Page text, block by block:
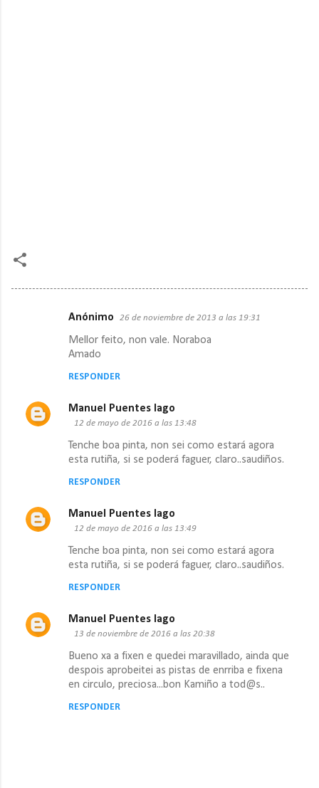
n
t
s
Anónimo 26 de noviembre de 2013 a las 19:31
Mellor feito, non vale. Noraboa
Amado
RESPONDER
Manuel Puentes lago
12 de mayo de 2016 a las 13:48
Tenche boa pinta, non sei como estará agora
esta rutiña, si se poderá faguer, claro..saudiños.
RESPONDER
Manuel Puentes lago
12 de mayo de 2016 a las 13:49
Tenche boa pinta, non sei como estará agora
esta rutiña, si se poderá faguer, claro..saudiños.
RESPONDER
Manuel Puentes lago
13 de noviembre de 2016 a las 20:38
Bueno xa a fixen e quedei maravillado, ainda que
despois aprobeitei as pistas de enrriba e fixena
en circulo, preciosa...bon Kamiño a tod@s..
RESPONDER